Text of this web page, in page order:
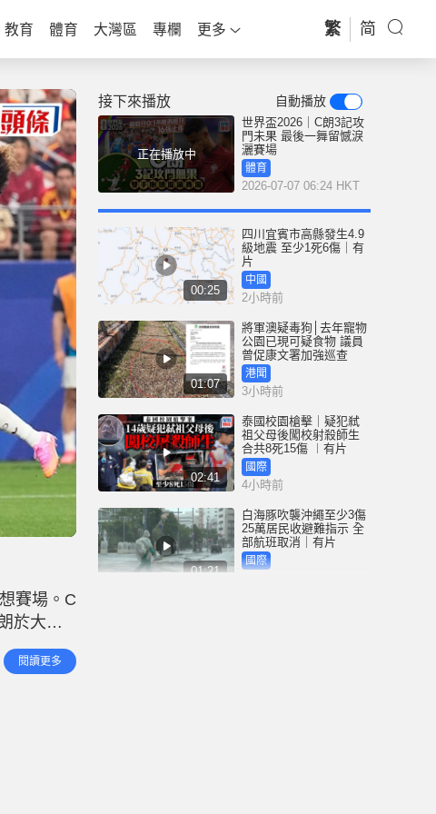
教育 體育 大灣區 專欄 更多 繁 简
賽場。C
於大賽
西蒙救
，單閱讀更多
接下來播放 自動播放
正在播放中
世界盃2026｜C朗3記攻
門未果 最後一舞留憾淚
灑賽場
體育
2026-07-07 06:24 HKT
00:25
四川宜賓市高縣發生4.9
級地震 至少1死6傷｜有
片
中國
2小時前
01:07
將軍澳疑毒狗│去年寵物
公園已現可疑食物 議員
曾促康文署加強巡查
港聞
3小時前
02:41
泰國校園槍擊｜疑犯弒
祖父母後闖校射殺師生
合共8死15傷 ︱有片
國際
4小時前
01:21
白海豚吹襲沖繩至少3傷
25萬居民收避難指示 全
部航班取消｜有片
國際